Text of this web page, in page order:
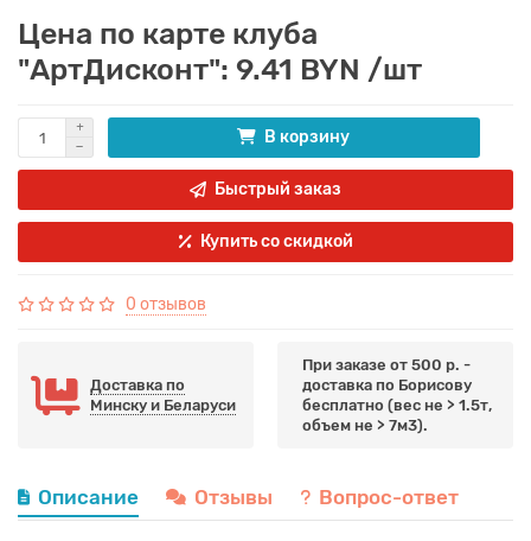
Цена по карте клуба
"АртДисконт": 9.41 BYN /шт
В корзину
Быстрый заказ
Купить со скидкой
0 отзывов
Доставка по
Минску и Беларуси
При заказе от 500 р. -
доставка по Борисову
бесплатно (вес не > 1.5т,
объем не > 7м3).
Описание Отзывы Вопрос-ответ